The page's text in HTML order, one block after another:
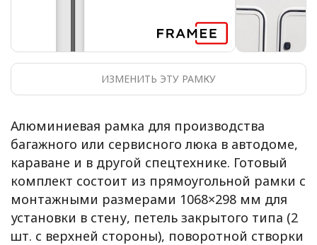
ИЗМЕНИТЬ ЭТУ РАМКУ
Алюминиевая рамка для производства
багажного или сервисного люка в автодоме,
караване и в другой спецтехнике. Готовый
комплект состоит из прямоугольной рамки с
монтажными размерами 1068×298 мм для
установки в стену, петель закрытого типа (2
шт. с верхней стороны), поворотной створки